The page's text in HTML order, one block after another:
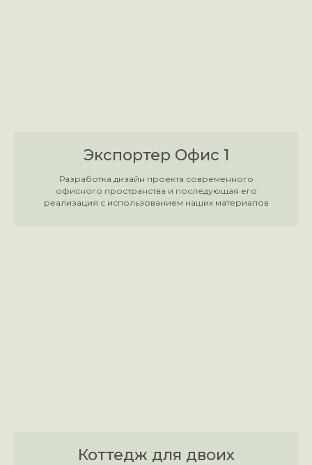
Экспортер Офис 1
Разработка дизайн проекта современного
офисного пространства и последующая его
реализация с использованием наших материалов
Коттедж для двоих